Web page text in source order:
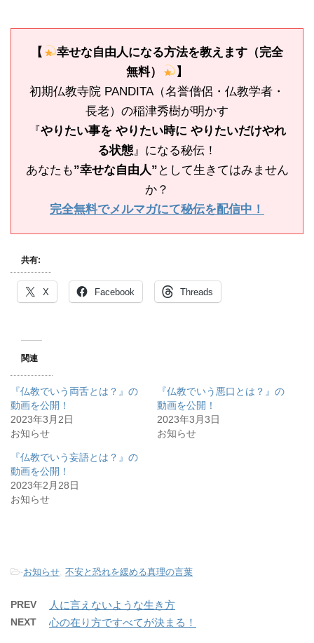
【
幸せな自由人になる方法を教えます（完全
無料）
】
初期仏教寺院 PANDITA（名誉僧侶・仏教学者・
長老）の稲津秀樹が明かす
『やりたい事を やりたい時に やりたいだけやれ
る状態 』になる秘伝！
あなたも”幸せな自由人” として生きてはみません
か？
完全無料でメルマガにて秘伝を配信中！
共有:
X Facebook Threads
関連
『仏教でいう両舌とは？』の
動画を公開！
2023年3月2日
お知らせ
『仏教でいう悪口とは？』の
動画を公開！
2023年3月3日
お知らせ
『仏教でいう妄語とは？』の
動画を公開！
2023年2月28日
お知らせ
-お知らせ 不安と恐れを緩める真理の言葉
PREV 人に言えないような生き方
NEXT 心の在り方ですべてが決まる！